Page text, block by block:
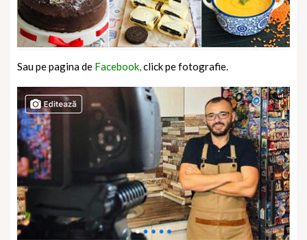
Sau pe pagina de Facebook,click pe fotografie.